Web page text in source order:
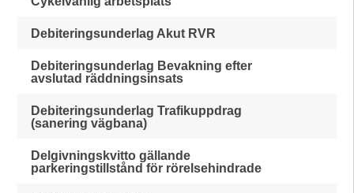
Debiteringsunderlag Akut RVR
Debiteringsunderlag Bevakning efter
avslutad räddningsinsats
Debiteringsunderlag Trafikuppdrag
(sanering vägbana)
Delgivningskvitto gällande
parkeringstillstånd för rörelsehindrade